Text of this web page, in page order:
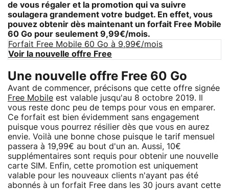
de vous régaler et la promotion qui va suivre
soulagera grandement votre budget. En effet, vous
pouvez obtenir dès maintenant un forfait Free Mobile
60 Go pour seulement 9,99€/mois.
Forfait Free Mobile 60 Go à 9,99€/mois
Voir la nouvelle offre Free
Une nouvelle offre Free 60 Go
Avant de commencer, précisons que cette offre signée
Free Mobile est valable jusqu'au 8 octobre 2019. Il
vous reste donc peu de temps pour vous en emparer.
Ce forfait est bien évidemment sans engagement
puisque vous pourrez résilier dès que vous en aurez
envie. Voilà une bonne chose puisque le tarif mensuel
passera à 19,99€ au bout d'un an. Aussi, 10€
supplémentaires sont requis pour obtenir une nouvelle
carte SIM. Enfin, cette promotion est uniquement
valable pour les nouveaux clients n'ayant pas été
abonnés à un forfait Free dans les 30 jours avant cette